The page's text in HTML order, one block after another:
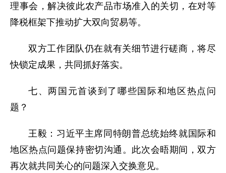
理事会，解决彼此农产品市场准入的关切，在对等
降税框架下推动扩大双向贸易等。
双方工作团队仍在就有关细节进行磋商，将尽
快锁定成果，共同抓好落实。
七、两国元首谈到了哪些国际和地区热点问
题？
王毅：习近平主席同特朗普总统始终就国际和
地区热点问题保持密切沟通。此次会晤期间，双方
再次就共同关心的问题深入交换意见。